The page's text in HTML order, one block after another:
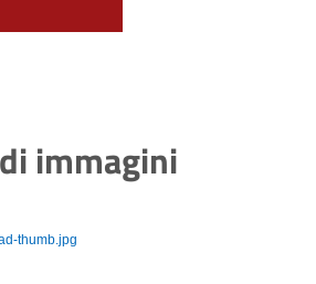
immagini